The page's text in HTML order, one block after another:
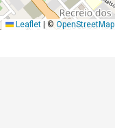
Leaflet © OpenStreetMap